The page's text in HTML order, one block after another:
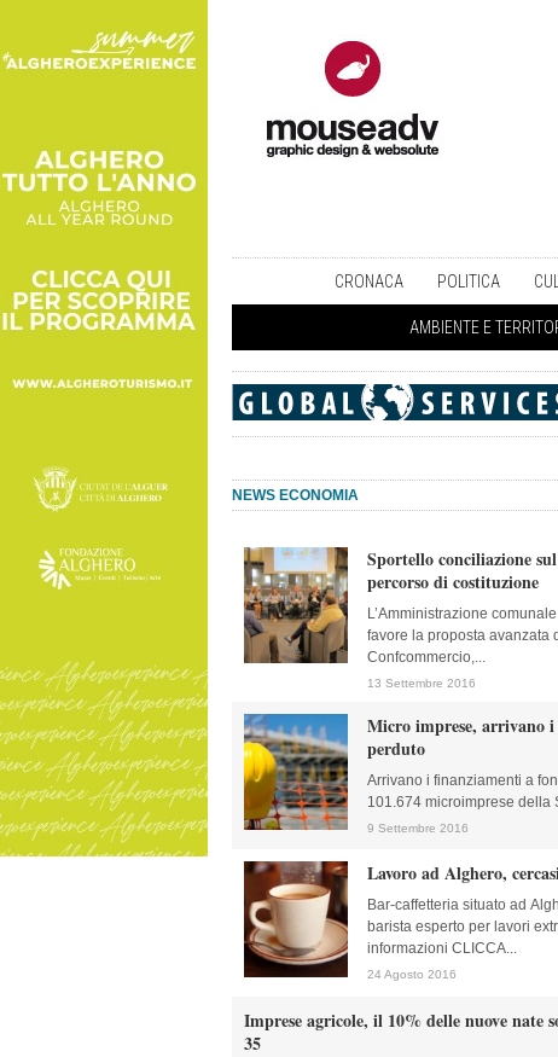
CRONACA POLITICA
AMBIENTE E
NEWS ECONOMIA
Sportello conciliazione
percorso di costituzione
L’Amministrazione
favore la proposta avanzata
Confcommercio,...
13 Settembre 2016
Micro imprese, arrivano
perduto
Arrivano i finanziamenti a
101.674 microimprese della
9 Settembre 2016
Lavoro ad Alghero,
Bar-caffetteria situato ad
barista esperto per lavori
informazioni CLICCA...
24 Agosto 2016
Imprese agricole, il 10% delle nuove nate
35